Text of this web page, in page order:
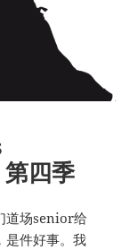
四季
道场senior给
是件好事。我